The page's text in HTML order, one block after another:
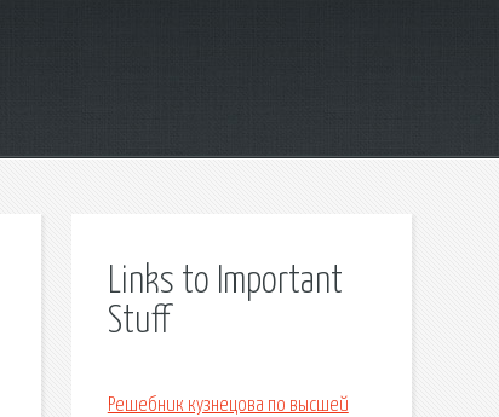
Links to Important
Stuff
Решебник кузнецова по высшей